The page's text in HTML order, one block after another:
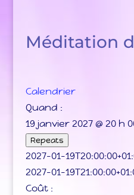
Méditation
Calendrier
Quand :
19 janvier 2027 @ 20 h
Repeats
2027-01-
2027-01-
Coût :